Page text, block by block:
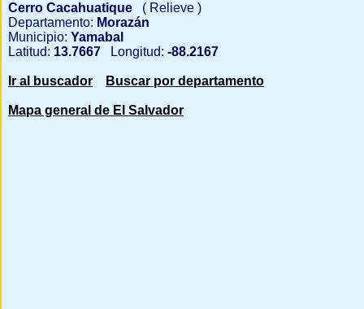
Cerro Cacahuatique
( Relieve )
Departamento: Morazán
Municipio: Yamabal
Latitud: 13.7667 Longitud: -88.2167
Ir al buscador Buscar por departamento
Mapa general de El Salvador